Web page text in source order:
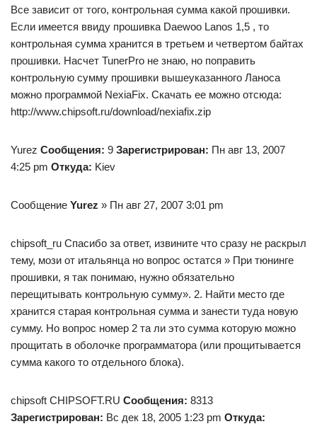
Все зависит от того, контрольная сумма какой прошивки.
Если имеется ввиду прошивка Daewoo Lanos 1,5 , то
контрольная сумма хранится в третьем и четвертом байтах
прошивки. Насчет TunerPro не знаю, но поправить
контрольную сумму прошивки вышеуказанного Ланоса
можно программой NexiaFix. Скачать ее можно отсюда:
http://www.chipsoft.ru/download/nexiafix.zip
Yurez Сообщения: 9 Зарегистрирован: Пн авг 13, 2007
4:25 pm Откуда: Kiev
Сообщение Yurez » Пн авг 27, 2007 3:01 pm
chipsoft_ru Спасибо за ответ, извините что сразу не раскрыл
тему, мози от итальянца но вопрос остатся » При тюнинге
прошивки, я так понимаю, нужно обязательно
перещитывать контрольную сумму». 2. Найти место где
хранится старая контрольная сумма и занести туда новую
сумму. Но вопрос номер 2 та ли это сумма которую можно
прощитать в оболочке программатора (или прощитывается
сумма какого то отдельного блока).
chipsoft CHIPSOFT.RU Сообщения: 8313
Зарегистрирован: Вс дек 18, 2005 1:23 pm Откуда: